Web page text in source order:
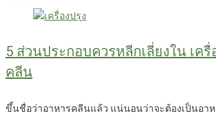
5 ส่วนประกอบควรหลีกเลี่ยงใน เครื่
คลีน
ขึ้นชื่อว่าอาหารคลีนแล้ว แน่นอนว่าจะต้องเป็นอาหา